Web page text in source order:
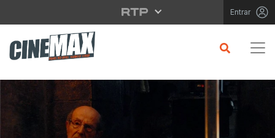
Saltar para o conteúdo principal Entrar